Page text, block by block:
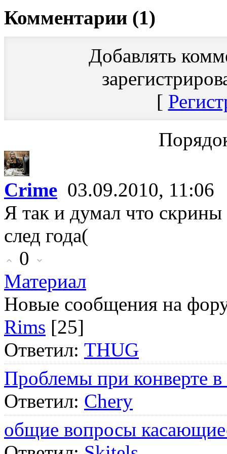
Комментарии (1)
Добавлять
[
Crime 03.09.2010, 11:06
Я так и думал что
след года(
0
Материал
Новые сообщения на
Rims [25]
Ответил: THUG
Проблемы при конверте
Ответил: Chery
общие вопросы